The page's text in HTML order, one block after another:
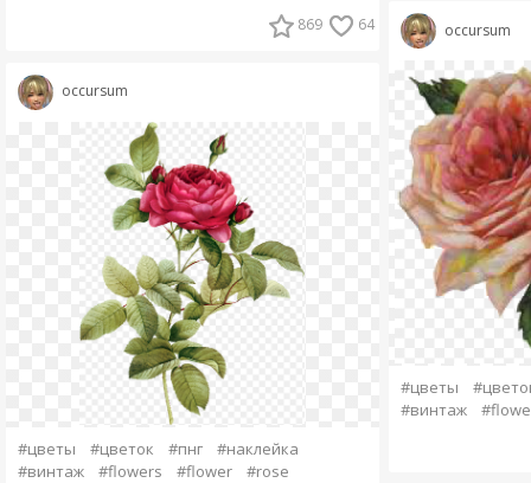
869 64
occursum
#цветы #цветок #пнг
#наклейка
#винтаж
#flowers #flower #rose
occursum
#цветы
#винтаж